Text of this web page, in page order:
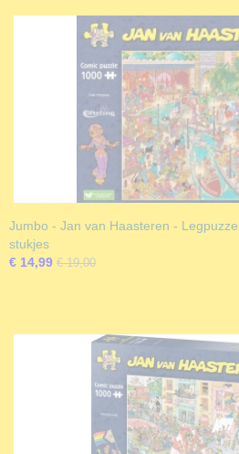
Jumbo - Jan van Haasteren -
stukjes
€ 14,99 € 19,00